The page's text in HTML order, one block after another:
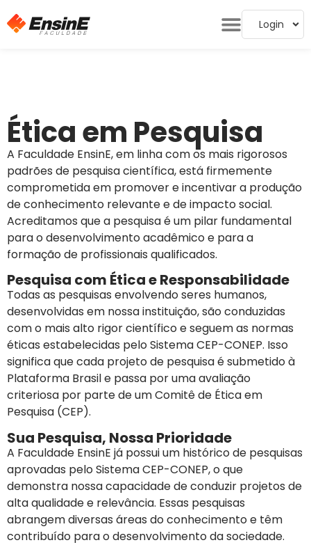
Login
Ética em Pesquisa
A Faculdade EnsinE, em linha com os mais rigorosos
padrões de pesquisa científica, está firmemente
comprometida em promover e incentivar a produção
de conhecimento relevante e de impacto social.
Acreditamos que a pesquisa é um pilar fundamental
para o desenvolvimento acadêmico e para a
formação de profissionais qualificados.
Pesquisa com Ética e Responsabilidade
Todas as pesquisas envolvendo seres humanos,
desenvolvidas em nossa instituição, são conduzidas
com o mais alto rigor científico e seguem as normas
éticas estabelecidas pelo Sistema CEP-CONEP. Isso
significa que cada projeto de pesquisa é submetido à
Plataforma Brasil e passa por uma avaliação
criteriosa por parte de um Comitê de Ética em
Pesquisa (CEP).
Sua Pesquisa, Nossa Prioridade
A Faculdade EnsinE já possui um histórico de pesquisas
aprovadas pelo Sistema CEP-CONEP, o que
demonstra nossa capacidade de conduzir projetos de
alta qualidade e relevância. Essas pesquisas
abrangem diversas áreas do conhecimento e têm
contribuído para o desenvolvimento da sociedade.